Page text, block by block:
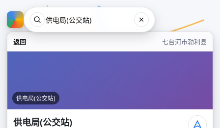
返回 七台河市勃利县
供电局(公交站)
供电局(公交站)